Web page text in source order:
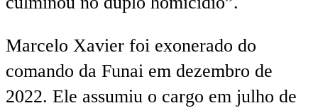
Marcelo Xavier foi exonerado do
comando da Funai em dezembro de
2022. Ele assumiu o cargo em julho de